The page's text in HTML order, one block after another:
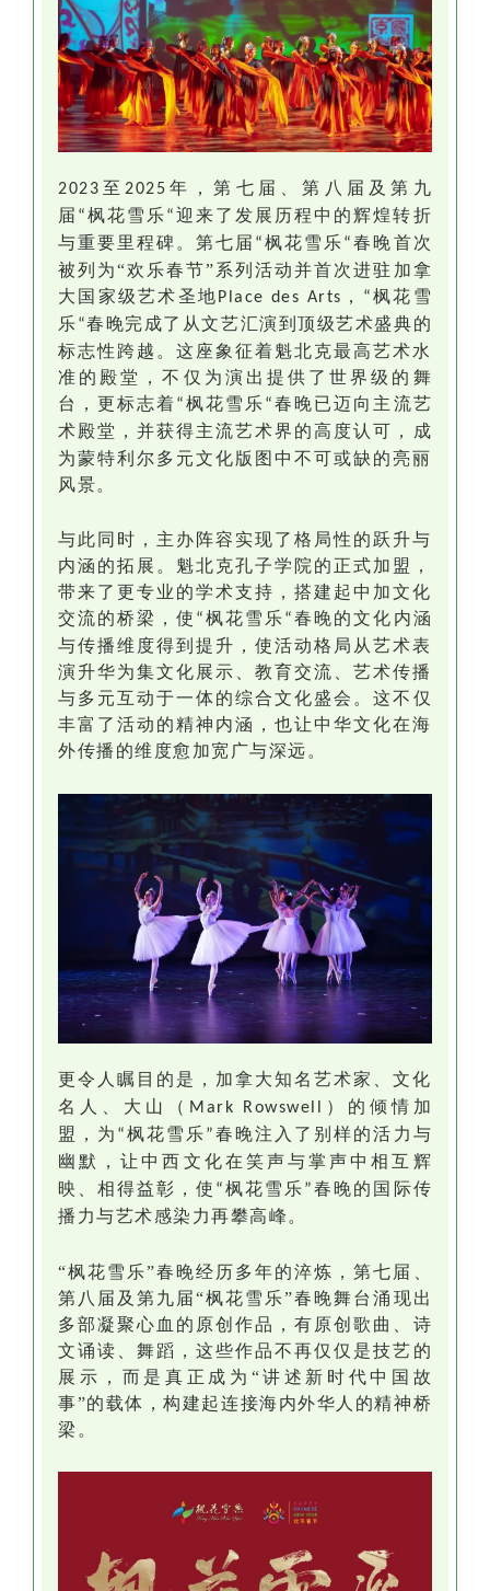
2023 至 2025 年，第七届、第八届及第九
届 “枫花雪乐“迎来了发展历程中的辉煌转折
与重要里程碑。第七届 “枫花雪乐“春晚首次
被列为“欢乐春节”系列活动并首次进驻加拿
大国家级艺术圣地Place des Arts ， “枫花雪
乐“春晚完成了从文艺汇演到顶级艺术盛典的
标志性跨越。这座象征着魁北克最高艺术水
准的殿堂，不仅为演出提供了世界级的舞
台，更标志着“枫花雪乐“春晚已迈向主流艺
术殿堂，并获得主流艺术界的高度认可，成
为蒙特利尔多元文化版图中不可或缺的亮丽
风景。
与此同时，主办阵容实现了格局性的跃升与
内涵的拓展。魁北克孔子学院的正式加盟，
带来了更专业的学术支持，搭建起中加文化
交流的桥梁，使 “枫花雪乐“春晚的文化内涵
与传播维度得到提升，使活动格局从艺术表
演升华为集文化展示、教育交流、艺术传播
与多元互动于一体的综合文化盛会 。这不仅
丰富了活动的精神内涵，也让中华文化在海
外传播 的维度愈加宽广与深远。
更令人瞩目的是，加拿大知名艺术家、文化
名人
大山（ Mark Rowswell ）的 倾情 加
盟，为 “枫花雪乐”春晚注入了别样的活力与
幽默
，让中西文化在笑声与掌声中相互 辉
映
、相得益彰 ，使 “枫花雪乐”春晚的国际传
播力与艺术感染力再攀高峰。
“枫花雪乐”春晚经历多年的淬炼，第七届、
第八届及第九届“枫花雪乐”春晚舞台涌现出
多部凝聚心血的原创作品 ，有 原创歌曲、诗
文诵读
、舞蹈 ，这些作品不再仅仅是技艺的
展示，而是真正成为 “讲述新时代中国故
事”的载体，构建起连接海内外华人的精神桥
梁。